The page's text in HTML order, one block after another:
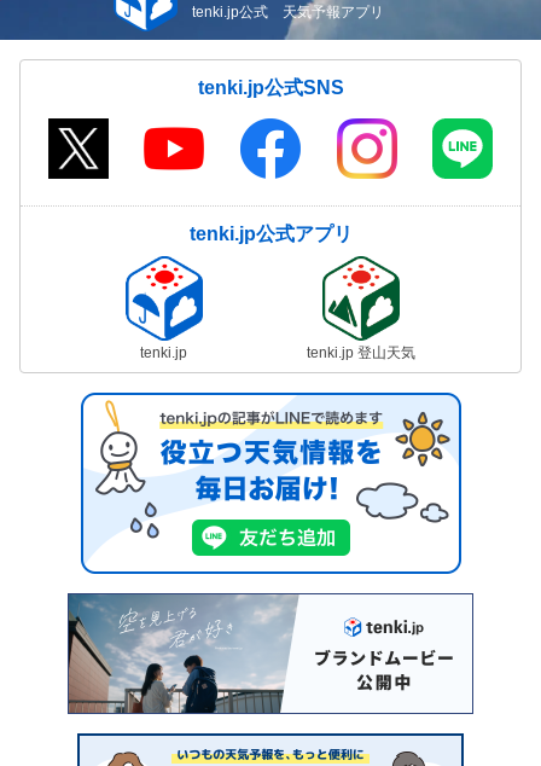
tenki.jp公式 天気予報アプリ
tenki.jp公式SNS
tenki.jp公式アプリ
tenki.jp tenki.jp 登山天気